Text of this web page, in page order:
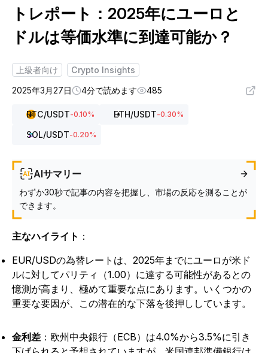
トレポート：2025年にユーロと
ドルは等価水準に到達可能か？
上級者向け
Crypto Insights
2025年3月27日
4分で読めます 485
BTC/USDT-0.10% ETH/USDT-0.30%
SOL/USDT-0.20%
AIサマリー
わずか30秒で記事の内容を把握し、市場の反応を測ることが
できます。
主なハイライト ：
EUR/USDの為替レートは、2025年までにユーロが米ド
ルに対してパリティ（1.00）に達する可能性があるとの
憶測が高まり、極めて重要な点にあります。いくつかの
重要な要因が、この潜在的な下落を後押ししています。
金利差 ：欧州中央銀行（ECB）は4.0%から3.5%に引き